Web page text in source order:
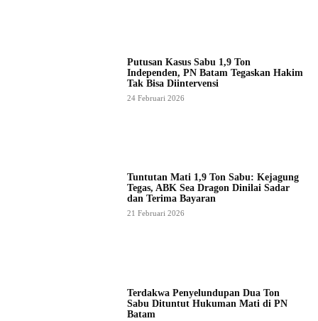
Putusan Kasus Sabu 1,9 Ton
Independen, PN Batam Tegaskan Hakim
Tak Bisa Diintervensi
24 Februari 2026
Tuntutan Mati 1,9 Ton Sabu: Kejagung
Tegas, ABK Sea Dragon Dinilai Sadar
dan Terima Bayaran
21 Februari 2026
Terdakwa Penyelundupan Dua Ton
Sabu Dituntut Hukuman Mati di PN
Batam